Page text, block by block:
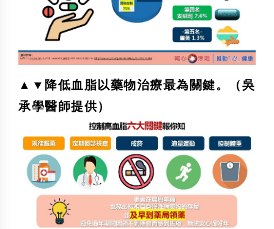
▲▼降低血脂以藥物治療最為關鍵。（吳
承學醫師提供）